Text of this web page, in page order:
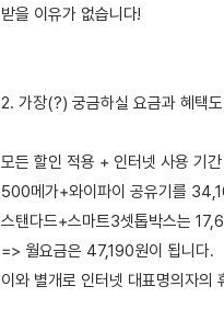
받을 이유가 없습니다!
2. 가장(?) 궁금하실 요금과 혜택
모든 할인 적용 + 인터넷 사용 기
500메가+와이파이 공유기를
스탠다드+스마트3셋톱박스는
=> 월요금은 47,190원이 됩니다.
이와 별개로 인터넷 대표명의자